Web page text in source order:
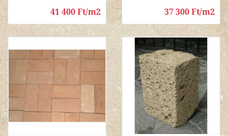
41 400 Ft/m2 37 300 Ft/m2